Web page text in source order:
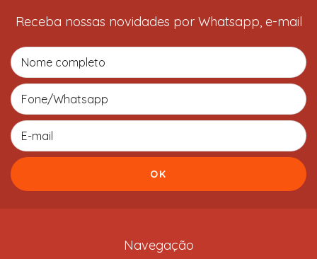
Receba nossas novidades por Whatsapp, e-mail
Navegação